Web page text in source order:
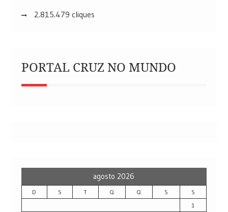
2.815.479 cliques
PORTAL CRUZ NO MUNDO
agosto 2026
D S T Q Q S
S
1